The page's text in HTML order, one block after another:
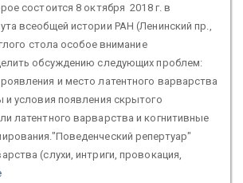
состоится 8 октября 2018 г. в
всеобщей истории РАН (Ленинский пр.,
стола особое внимание
обсуждению следующих проблем:
и место латентного варварства
и условия появления скрытого
латентного варварства и когнитивные
репертуар"
(слухи, интриги, провокация,